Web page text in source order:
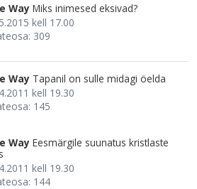
Way Miks inimesed eksivad?
kell 17.00
309
Way Tapanil on sulle midagi öelda
kell 19.30
145
Way Eesmärgile suunatus kristlaste
kell 19.30
144